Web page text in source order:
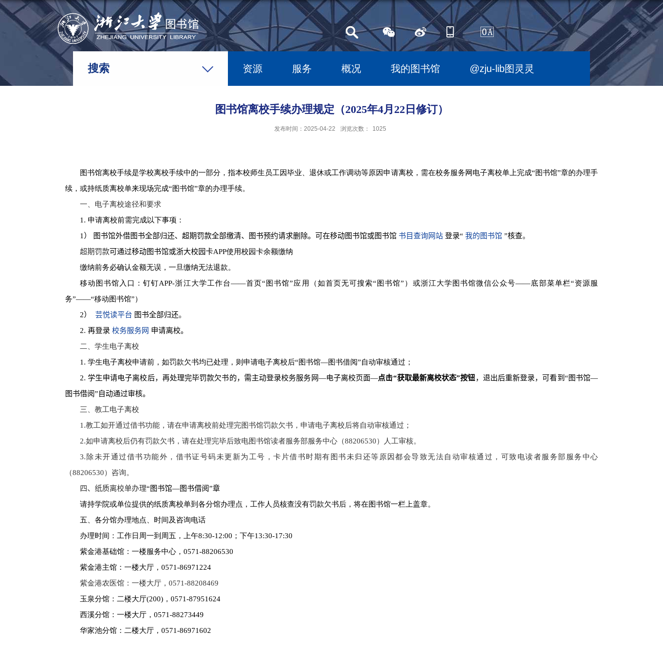
搜索 资源 服务 概况 我的图书馆 @zju-lib图灵灵
图书馆离校手续办理规定（2025年4月22日修订）
发布时间：2025-04-22 浏览次数： 1025
图书馆离校手续是学校离校手续中的一部分，指本校师生员工因毕业、退休或工作调动等原因申请离校，需在校务服务网电子离校单上完成“图书馆”章的办理手
续，或持纸质离校单来现场完成“图书馆”章的办理手续。
一、电子离校途径和要求
1. 申请离校前需完成以下事项：
1 ） 图书馆外借图书全部归还、超期罚款全部缴清、图书预约请求删除。可在移动图书馆或图书馆 书目查询网站 登录“ 我的图书馆 ”核查。
超期罚款可通过移动图书馆或浙大校园卡APP使用校园卡余额缴纳
缴纳前务必确认金额无误，一旦缴纳无法退款。
移动图书馆入口：钉钉APP-浙江大学工作台——首页“图书馆”应用（如首页无可搜索“图书馆”）或浙江大学图书馆微信公众号——底部菜单栏“资源服
务”——“移动图书馆”）
2） 芸悦读平台 图书全部归还。
2. 再登录 校务服务网 申请离校。
二、学生电子离校
1. 学生电子离校申请前，如罚款欠书均已处理，则申请电子离校后“图书馆—图书借阅”自动审核通过；
2. 学生申请电子离校后，再处理完毕罚款欠书的，需主动登录校务服务网—电子离校页面—点击“获取最新离校状态”按钮，退出后重新登录，可看到“图书馆—
图书借阅”自动通过审核。
三、教工电子离校
1.教工如开通过借书功能，请在申请离校前处理完图书馆罚款欠书，申请电子离校后将自动审核通过；
2.如申请离校后仍有罚款欠书，请在处理完毕后致电图书馆读者服务部服务中心（88206530）人工审核。
3. 除未开通过借书功能外，借书证号码未更新为工号，卡片借书时期有图书未归还等原因都会导致无法自动审核通过，可致电读者服务部服务中心
（88206530）咨询。
四、纸质离校单办理“图书馆—图书借阅”章
请持学院或单位提供的纸质离校单到各分馆办理点，工作人员核查没有罚款欠书后，将在图书馆一栏上盖章。
五、各分馆办理地点、时间及咨询电话
办理时间：工作日周一到周五，上午8:30-12:00 ；下午13:30-17:30
紫金港基础馆：一楼服务中心， 0571-88206530
紫金港主馆：一楼大厅， 0571-86971224
紫金港农医馆：一楼大厅， 0571-88208469
玉泉分馆：二楼大厅(200)， 0571-87951624
西溪分馆：一楼大厅， 0571-88273449
华家池分馆：二楼大厅， 0571-86971602